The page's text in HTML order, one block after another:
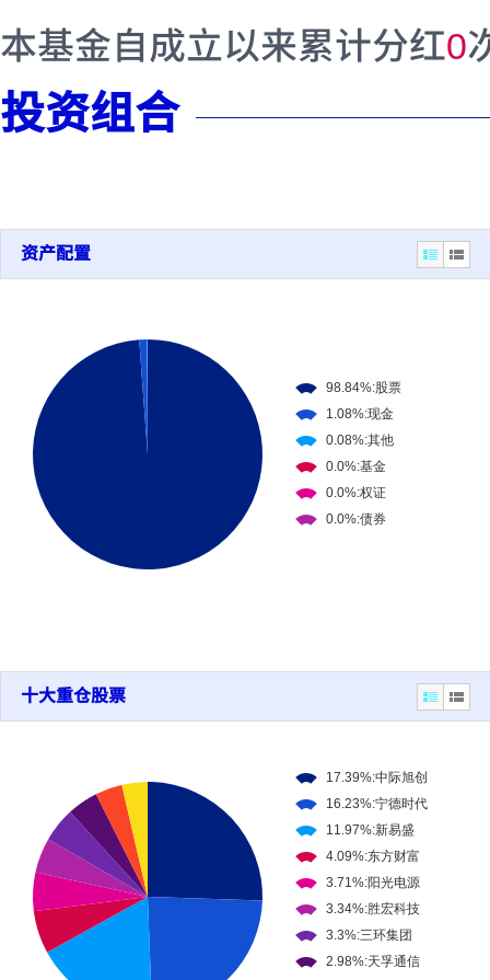
本基金自成立以来累计分红0
投资组合
资产配置
十大重仓股票